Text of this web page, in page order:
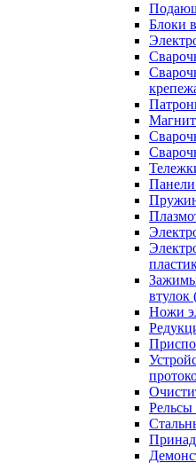
Блоки
Зажимы
втулок
Ножи